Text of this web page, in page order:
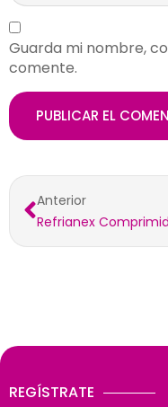
Guarda mi nombre,
comente.
Anterior
Refrianex
REGÍSTRATE